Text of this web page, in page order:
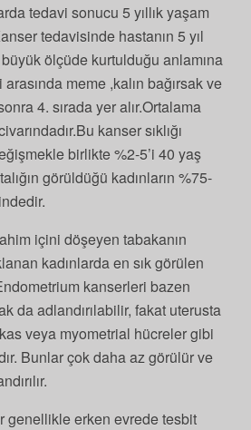
tedavi sonucu 5 yıllık yaşam
tedavisinde hastanın 5 yıl
ölçüde kurtulduğu anlamına
meme ,kalın bağırsak ve
4. sırada yer alır.Ortalama
kanser sıklığı
birlikte %2-5’i 40 yaş
görüldüğü kadınların %75-
içini döşeyen tabakanın
kadınlarda en sık görülen
kanserleri bazen
da adlandırılabilir, fakat uterusta
veya myometrial hücreler gibi
Bunlar çok daha az görülür ve
genellikle erken evrede tesbit